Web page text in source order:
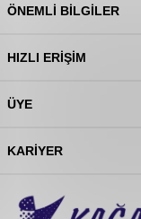
ÖNEMLI BILGILER
HIZLI ERIŞIM
ÜYE
KARIYER